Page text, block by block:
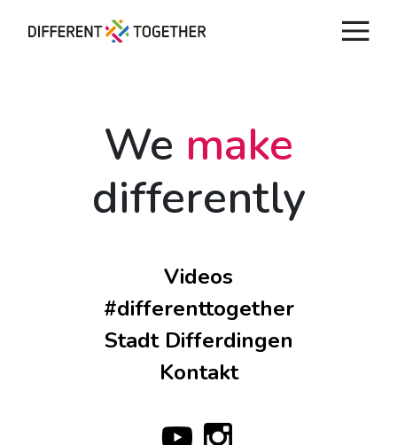
Videos
#differenttogether
Stadt Differdingen
We make
differently
Videos
#differenttogether
Stadt Differdingen
Kontakt